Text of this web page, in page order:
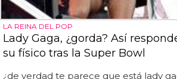
LA REINA DEL POP
Lady Gaga, ¿gorda? Así
su físico tras la Super Bowl
¿de verdad te parece que está lady